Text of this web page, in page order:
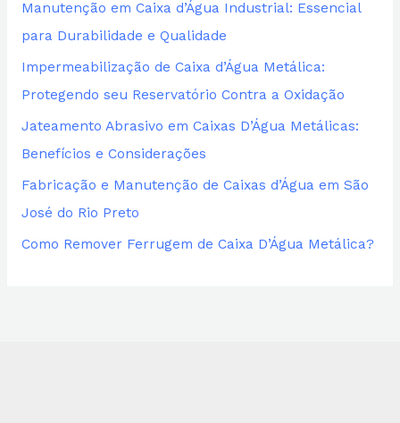
Manutenção em Caixa d’Água Industrial: Essencial
para Durabilidade e Qualidade
Impermeabilização de Caixa d’Água Metálica:
Protegendo seu Reservatório Contra a Oxidação
Jateamento Abrasivo em Caixas D’Água Metálicas:
Benefícios e Considerações
Fabricação e Manutenção de Caixas d’Água em São
José do Rio Preto
Como Remover Ferrugem de Caixa D’Água Metálica?